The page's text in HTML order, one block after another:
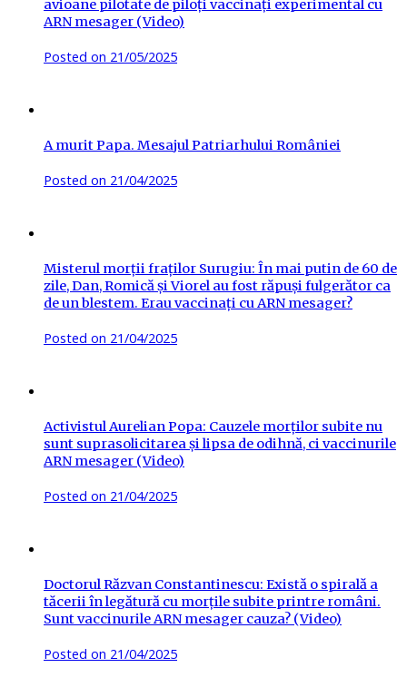
avioane pilotate de piloți vaccinați experimental cu
ARN mesager (Video)
Posted on 21/05/2025
A murit Papa. Mesajul Patriarhului României
Posted on 21/04/2025
Misterul morții fraților Surugiu: În mai putin de 60 de
zile, Dan, Romică și Viorel au fost răpuși fulgerător ca
de un blestem. Erau vaccinați cu ARN mesager?
Posted on 21/04/2025
Activistul Aurelian Popa: Cauzele morților subite nu
sunt suprasolicitarea și lipsa de odihnă, ci vaccinurile
ARN mesager (Video)
Posted on 21/04/2025
Doctorul Răzvan Constantinescu: Există o spirală a
tăcerii în legătură cu morțile subite printre români.
Sunt vaccinurile ARN mesager cauza? (Video)
Posted on 21/04/2025